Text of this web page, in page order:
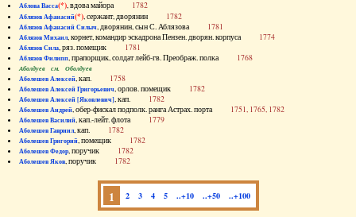
Аблова Васса(*), вдова майора 1782
Аблязов Афанасий(*), сержант, дворянин 1782
Аблязов Афанасий Силыч, дворянин, сын С. Аблязова 1781
Аблязов Михаил, корнет, командир эскадрона Пензен. дворян. корпуса 1774
Аблязов Сила, ряз. помещик 1781
Аблязов Филипп, прапорщик, солдат лейб-гв. Преображ. полка 1768
Аболдуев см. Оболдуев
Аболешев Алексей, кап. 1758
Аболешев Алексей Григорьевич, орлов. помещик 1782
Аболешев Алексей [Яковлевич], кап. 1782
Аболешев Андрей, обер-фискал подполк. ранга Астрах. порта 1751, 1765, 1782
Аболешев Василий, кап.-лейт. флота 1779
Аболешев Гавриил, кап. 1782
Аболешев Григорий, помещик 1782
Аболешев Федор, поручик 1782
Аболешев Яков, поручик 1782
1 2 3 4 5 ..+10 ..+50 ..+100